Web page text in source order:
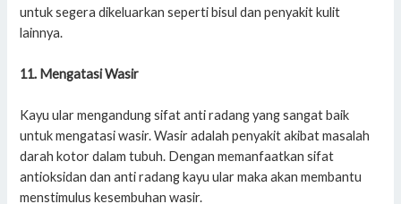
untuk segera dikeluarkan seperti bisul dan penyakit kulit
lainnya.
11. Mengatasi Wasir
Kayu ular mengandung sifat anti radang yang sangat baik
untuk mengatasi wasir. Wasir adalah penyakit akibat masalah
darah kotor dalam tubuh. Dengan memanfaatkan sifat
antioksidan dan anti radang kayu ular maka akan membantu
menstimulus kesembuhan wasir.